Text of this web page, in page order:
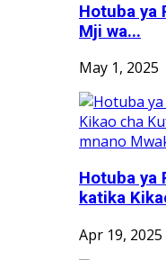
Hotuba ya
Mji wa...
May 1, 2025
Hotuba ya
katika
Apr 19, 2025